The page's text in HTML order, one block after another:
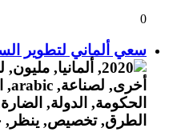
0
سعي ألماني لتطوير